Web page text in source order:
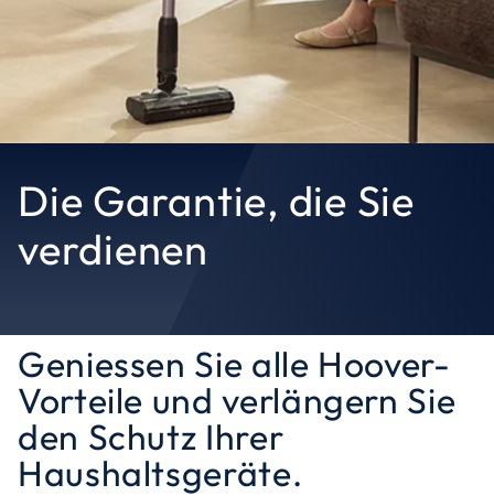
Die Garantie, die Sie
verdienen
Geniessen Sie alle Hoover-
Vorteile und verlängern Sie
den Schutz Ihrer
Haushaltsgeräte.